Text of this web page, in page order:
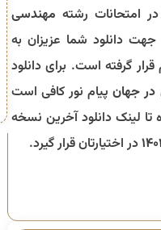
امتحانات رشته مهندسی
دانلود شما عزیزان به
گرفته است. برای دانلود
در جهانپیام نور کافی است
تا لینک دانلود آخرین نسخه
در اختیارتان قرار گیرد.